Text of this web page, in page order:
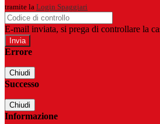
tramite la Login Spaggiari
E-mail inviata, si prega di controllare la
Errore
Chiudi
Successo
Chiudi
Informazione